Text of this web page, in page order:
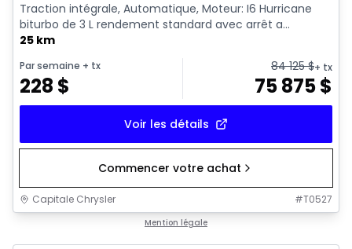
Traction intégrale, Automatique, Moteur: I6 Hurricane
biturbo de 3 L rendement standard avec arrêt a...
25 km
Par semaine + tx
228 $
84 125$+ tx
75 875$
Voir les détails
Commencer votre achat
Capitale Chrysler #T0527
Mention légale